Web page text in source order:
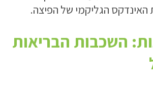
האינדקס הגליקמי של הפיצה.
השכבות הבריאות